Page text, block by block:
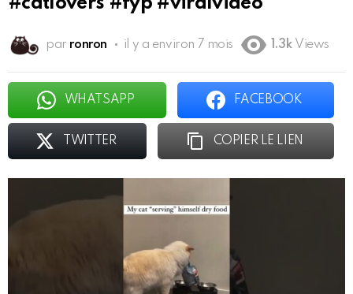
par ronron il y a environ 7 mois 1.3k Views
WHATSAPP FACEBOOK
TWITTER COPIER LE LIEN